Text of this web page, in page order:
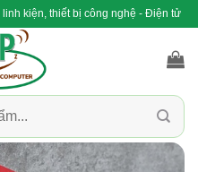
kiện, thiết bị công nghệ - Điện tử